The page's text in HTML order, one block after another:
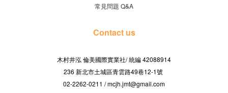
常見問題 Q&A
Contact us
木村井泓 倫美國際實業社/統編 42088914
236 新北市土城區青雲路49巷12-1號
02-2262-0211 / mcjh.jmt@gmail.com